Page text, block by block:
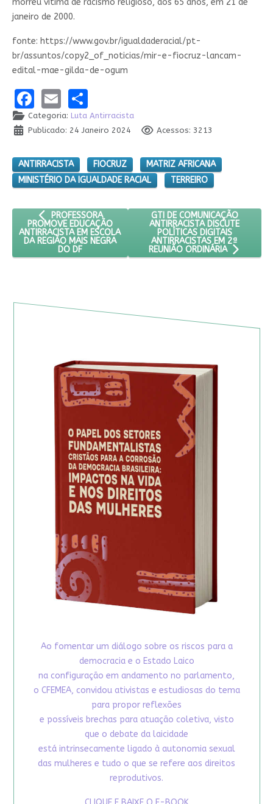
morreu vítima de racismo religioso, aos 65 anos, em 21 de
janeiro de 2000.
fonte: https://www.gov.br/igualdaderacial/pt-
br/assuntos/copy2_of_noticias/mir-e-fiocruz-lancam-
edital-mae-gilda-de-ogum
Facebook
EmailShare
Categoria: Luta Antirracista
Publicado: 24 Janeiro 2024
Acessos: 3213
ANTIRRACISTA FIOCRUZ
MATRIZ AFRICANA
MINISTÉRIO DA IGUALDADE RACIAL
TERREIRO
ARTIGO ANTERIOR: PROFESSORA PROMOVE EDUCAÇÃO
PROFESSORA
PROMOVE EDUCAÇÃO
ANTIRRACISTA EM ESCOLA
DA REGIÃO MAIS NEGRA
DO DF
PRÓXIMO ARTIGO: GTI DE
GTI DE COMUNICAÇÃO
ANTIRRACISTA DISCUTE
POLÍTICAS DIGITAIS
ANTIRRACISTAS EM 2ª
REUNIÃO ORDINÁRIA
Ao fomentar um diálogo sobre os riscos para a
democracia e o Estado Laico
na configuração em andamento no parlamento,
o CFEMEA, convidou ativistas e estudiosas do tema
para propor reflexões
e possíveis brechas para atuação coletiva, visto
que o debate da laicidade
está intrinsecamente ligado à autonomia sexual
das mulheres e tudo o que se refere aos direitos
reprodutivos.